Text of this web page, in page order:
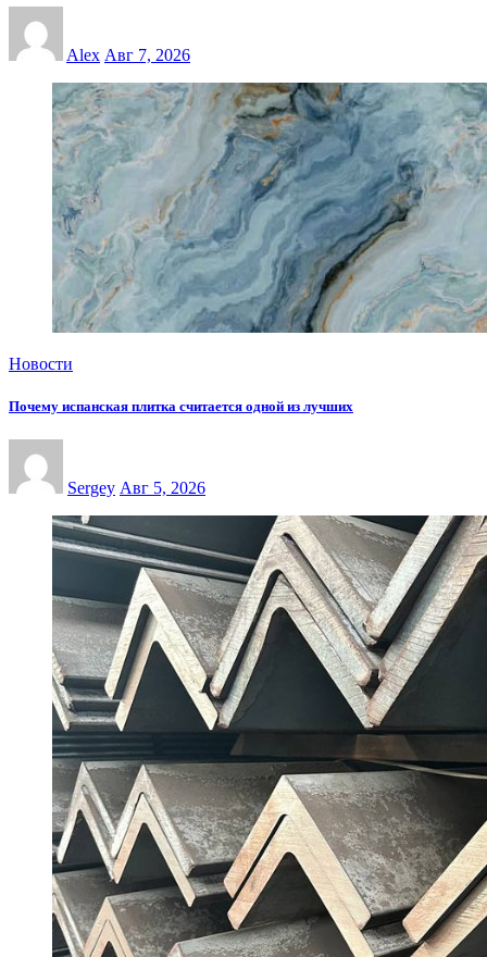
Alex Авг 7, 2026
Новости
Почему испанская плитка считается одной из лучших
Sergey Авг 5, 2026